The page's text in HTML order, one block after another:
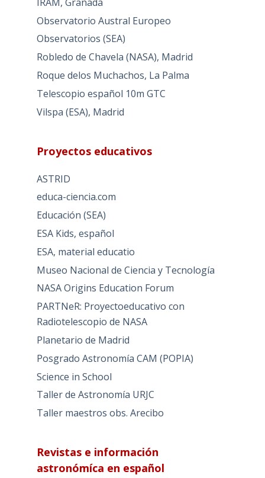
Observatorio Austral Europeo
Observatorios (SEA)
Robledo de Chavela (NASA), Madrid
Roque delos Muchachos, La Palma
Telescopio español 10m GTC
Vilspa (ESA), Madrid
Proyectos educativos
ASTRID
educa-ciencia.com
Educación (SEA)
ESA Kids, español
ESA, material educatio
Museo Nacional de Ciencia y Tecnología
NASA Origins Education Forum
PARTNeR: Proyectoeducativo con
Radiotelescopio de NASA
Planetario de Madrid
Posgrado Astronomía CAM (POPIA)
Science in School
Taller de Astronomía URJC
Taller maestros obs. Arecibo
Revistas e información
astronómíca en español